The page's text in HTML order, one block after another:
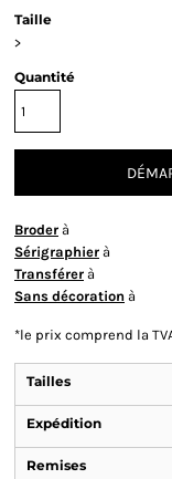
Taille
>
Quantité
Broder à
Sérigraphier à
Transférer à
Sans décoration à
*le prix comprend la
Tailles
Expédition
Remises